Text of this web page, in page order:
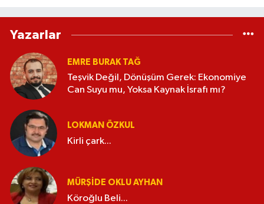
Yazarlar
EMRE BURAK TAĞ
Teşvik Değil, Dönüşüm Gerek: Ekonomiye
Can Suyu mu, Yoksa Kaynak İsrafı mı?
LOKMAN ÖZKUL
Kirli çark...
MÜRŞIDE OKLU AYHAN
Köroğlu Beli...